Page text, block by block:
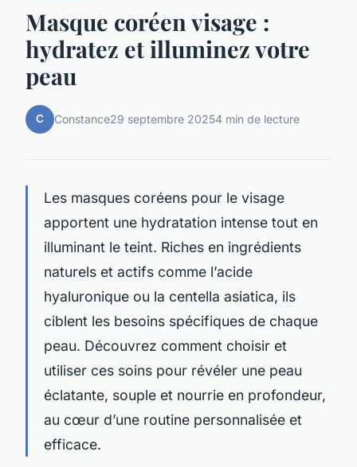
Masque coréen visage :
hydratez et illuminez votre
peau
C Constance29 septembre 20254 min de lecture
Les masques coréens pour le visage
apportent une hydratation intense tout en
illuminant le teint. Riches en ingrédients
naturels et actifs comme l’acide
hyaluronique ou la centella asiatica, ils
ciblent les besoins spécifiques de chaque
peau. Découvrez comment choisir et
utiliser ces soins pour révéler une peau
éclatante, souple et nourrie en profondeur,
au cœur d’une routine personnalisée et
efficace.